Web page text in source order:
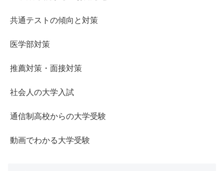
共通テストの傾向と対策
医学部対策
推薦対策・面接対策
社会人の大学入試
通信制高校からの大学受験
動画でわかる大学受験